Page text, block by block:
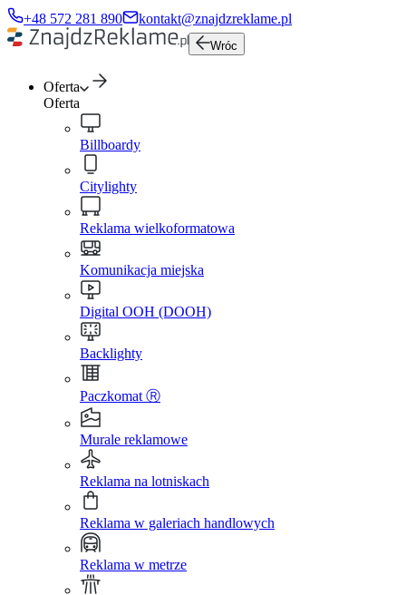
+48 572 281 890 kontakt@znajdzreklame.pl
Wróc
Oferta
Oferta
Billboardy
Citylighty
Reklama wielkoformatowa
Komunikacja miejska
Digital OOH (DOOH)
Backlighty
Paczkomat Ⓡ
Murale reklamowe
Reklama na lotniskach
Reklama w galeriach handlowych
Reklama w metrze